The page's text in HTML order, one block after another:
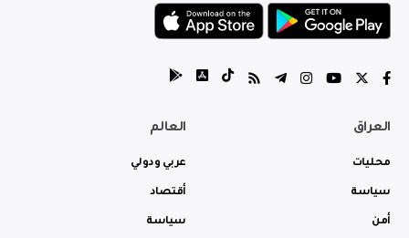
العراق
محليات
سياسة
أمن
العالم
عربي ودولي
أقتصاد
سياسة